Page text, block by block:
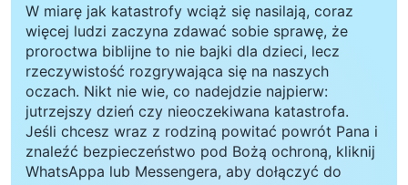
W miarę jak katastrofy wciąż się nasilają, coraz
więcej ludzi zaczyna zdawać sobie sprawę, że
proroctwa biblijne to nie bajki dla dzieci, lecz
rzeczywistość rozgrywająca się na naszych
oczach. Nikt nie wie, co nadejdzie najpierw:
jutrzejszy dzień czy nieoczekiwana katastrofa.
Jeśli chcesz wraz z rodziną powitać powrót Pana i
znaleźć bezpieczeństwo pod Bożą ochroną, kliknij
WhatsAppa lub Messengera, aby dołączyć do